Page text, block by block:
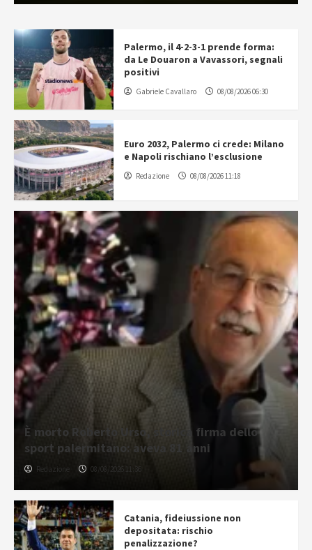
Palermo, il 4-2-3-1 prende forma:
da Le Douaron a Vavassori, segnali
positivi
Gabriele Cavallaro 08/08/2026 06:30
Euro 2032, Palermo ci crede: Milano
e Napoli rischiano l’esclusione
Redazione 08/08/2026 11:18
È morto Roberto Urso, storica firma dello
sport palermitano: aveva 81 anni
Redazione 08/08/2026 11:36
Catania, fideiussione non
depositata: rischio
penalizzazione?